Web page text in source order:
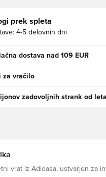
prek spleta
4-5 delovnih dni
dostava nad 109 EUR
za vračilo
zadovoljnih strank od
vrat iz Adidasa, ustvarjen za